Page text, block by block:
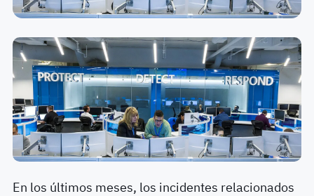
En los últimos meses, los incidentes relacionados